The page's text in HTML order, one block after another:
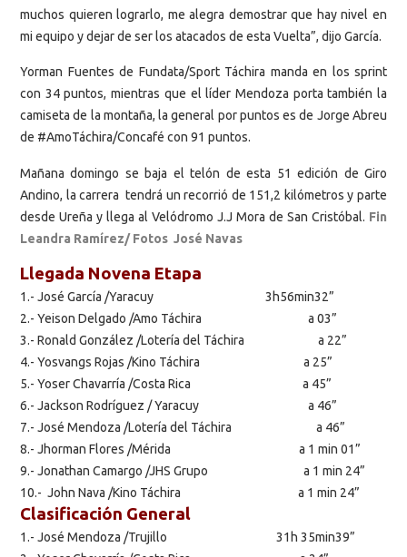
muchos quieren lograrlo, me alegra demostrar que hay nivel en
mi equipo y dejar de ser los atacados de esta Vuelta”, dijo García.
Yorman Fuentes de Fundata/Sport Táchira manda en los sprint
con 34 puntos, mientras que el líder Mendoza porta también la
camiseta de la montaña, la general por puntos es de Jorge Abreu
de #AmoTáchira/Concafé con 91 puntos.
Mañana domingo se baja el telón de esta 51 edición de Giro
Andino, la carrera tendrá un recorrió de 151,2 kilómetros y parte
desde Ureña y llega al Velódromo J.J Mora de San Cristóbal. Fin
Leandra Ramírez/ Fotos José Navas
Llegada Novena Etapa
1.- José García /Yaracuy 3h56min32”
2.- Yeison Delgado /Amo Táchira a 03”
3.- Ronald González /Lotería del Táchira a 22”
4.- Yosvangs Rojas /Kino Táchira a 25”
5.- Yoser Chavarría /Costa Rica a 45”
6.- Jackson Rodríguez / Yaracuy a 46”
7.- José Mendoza /Lotería del Táchira a 46”
8.- Jhorman Flores /Mérida a 1 min 01”
9.- Jonathan Camargo /JHS Grupo a 1 min 24”
10.- John Nava /Kino Táchira a 1 min 24”
Clasificación General
1.- José Mendoza /Trujillo 31h 35min39”